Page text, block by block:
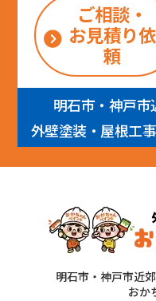
ご相談・
お見積り依
頼
明石市・神戸
外壁塗装・屋根工
明石市・神戸市近
おか